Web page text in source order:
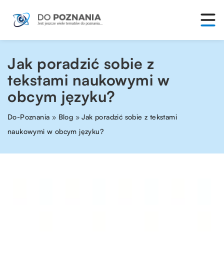
Jak poradzić sobie z
tekstami naukowymi w
obcym języku?
Do-Poznania » Blog »Jak poradzić sobie z tekstami
naukowymi w obcym języku?